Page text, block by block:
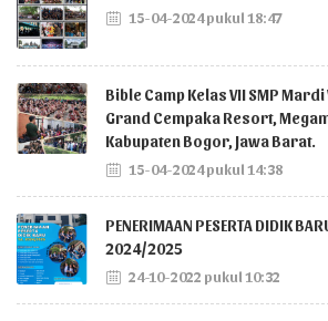
15-04-2024 pukul 18:47
Bible Camp Kelas VII SMP
Grand Cempaka Resort,
Kabupaten Bogor, Jawa Barat.
15-04-2024 pukul 14:38
PENERIMAAN PESERTA DIDIK
2024/2025
24-10-2022 pukul 10:32